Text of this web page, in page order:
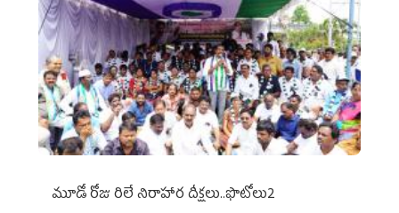
మూడో రోజు రిలే నిరాహార దీక్షలు..ఫొటోలు2